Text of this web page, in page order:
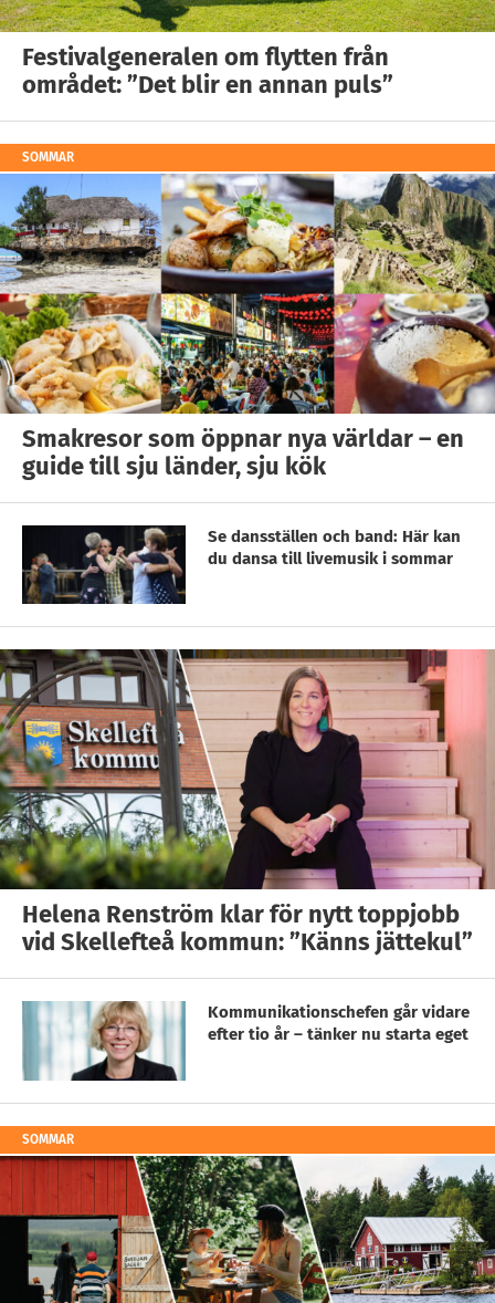
Festivalgeneralen om flytten från
området: ”Det blir en annan puls”
SOMMAR
Smakresor som öppnar nya världar – en
guide till sju länder, sju kök
Se dansställen och band: Här kan
du dansa till livemusik i sommar
Helena Renström klar för nytt toppjobb
vid Skellefteå kommun: ”Känns jättekul”
Kommunikationschefen går vidare
efter tio år – tänker nu starta eget
SOMMAR